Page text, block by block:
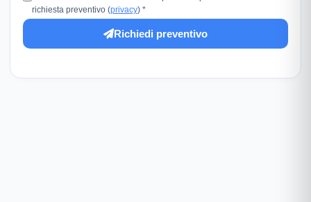
richiesta preventivo (privacy) *
Richiedi preventivo